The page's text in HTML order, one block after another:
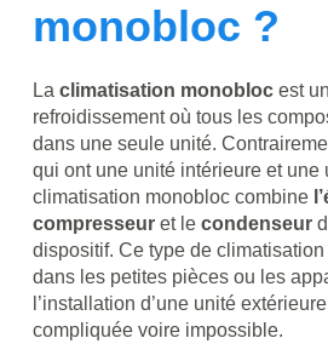
monobloc ?
La climatisation monoblocest
refroidissement où tous les
dans une seule unité.
qui ont une unité intérieure et une
climatisation monobloc combine
compresseuret le condenseur
dispositif. Ce type de
dans les petites pièces ou les
l’installation d’une unité
compliquée voire impossible.